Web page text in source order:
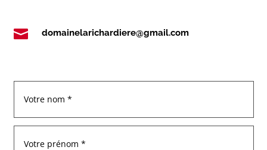
 domainelarichardiere@gmail.com